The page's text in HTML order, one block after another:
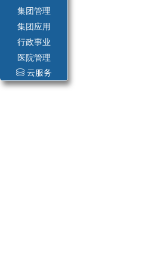
集团管理
集团应用
行政事业
医院管理
ꀹ 云服务